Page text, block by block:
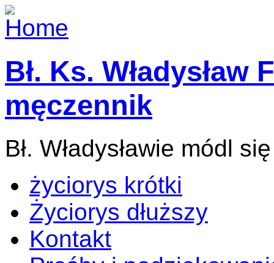
Bł. Ks. Władysław
męczennik
Bł. Władysławie módl
życiorys krótki
Życiorys dłuższy
Kontakt